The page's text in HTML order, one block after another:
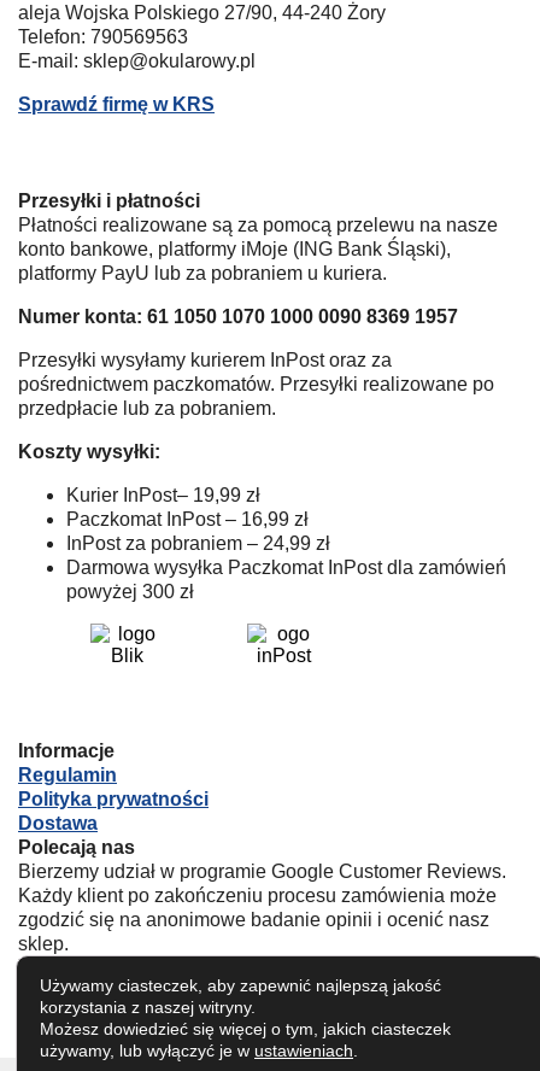
aleja Wojska Polskiego 27/90, 44-240 Żory
Telefon: 790569563
E-mail: sklep@okularowy.pl
Sprawdź firmę w KRS
Przesyłki i płatności
Płatności realizowane są za pomocą przelewu na nasze
konto bankowe, platformy iMoje (ING Bank Śląski),
platformy PayU lub za pobraniem u kuriera.
Numer konta: 61 1050 1070 1000 0090 8369 1957
Przesyłki wysyłamy kurierem InPost oraz za
pośrednictwem paczkomatów. Przesyłki realizowane po
przedpłacie lub za pobraniem.
Koszty wysyłki:
Kurier InPost– 19,99 zł
Paczkomat InPost – 16,99 zł
InPost za pobraniem – 24,99 zł
Darmowa wysyłka Paczkomat InPost dla zamówień
powyżej 300 zł
Informacje
Regulamin
Polityka prywatności
Dostawa
Polecają nas
Bierzemy udział w programie Google Customer Reviews.
Każdy klient po zakończeniu procesu zamówienia może
zgodzić się na anonimowe badanie opinii i ocenić nasz
sklep.
Kliknij w logo poniżej by sprawdzić nasze oceny.
Używamy ciasteczek, aby zapewnić najlepszą jakość
korzystania z naszej witryny.
Możesz dowiedzieć się więcej o tym, jakich ciasteczek
używamy, lub wyłączyć je w ustawieniach